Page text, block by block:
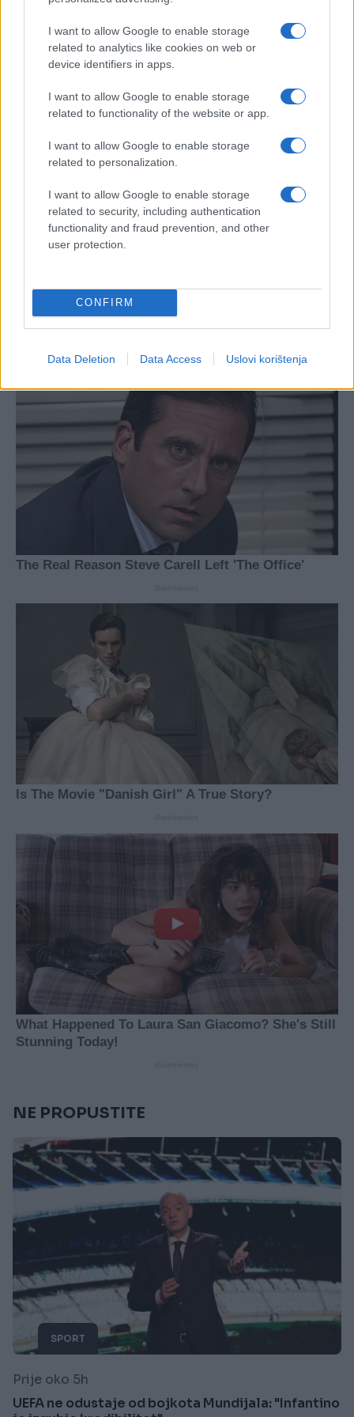
I want to allow Google to enable storage
related to analytics like cookies on web or
device identifiers in apps.
I want to allow Google to enable storage
related to functionality of the website or app.
I want to allow Google to enable storage
related to personalization.
I want to allow Google to enable storage
related to security, including authentication
functionality and fraud prevention, and other
user protection.
CONFIRM
Data Deletion Data Access Uslovi korištenja
NE PROPUSTITE
SPORT
Prije oko 5h
UEFA ne odustaje od bojkota Mundijala: "Infantino